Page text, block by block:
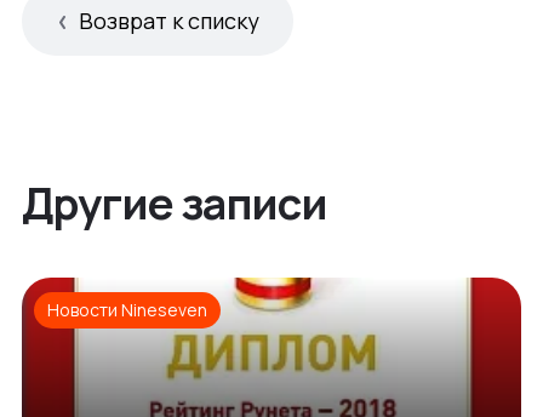
Возврат к списку
Другие записи
Новости Nineseven